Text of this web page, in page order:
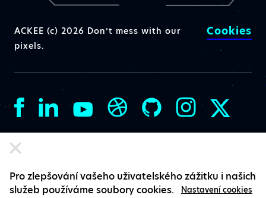
ACKEE (c) 2026 Don’t mess with our
pixels.
Cookies
Pro zlepšování vašeho uživatelského zážitku i našich
služeb používáme soubory cookies.
Nastavení cookies